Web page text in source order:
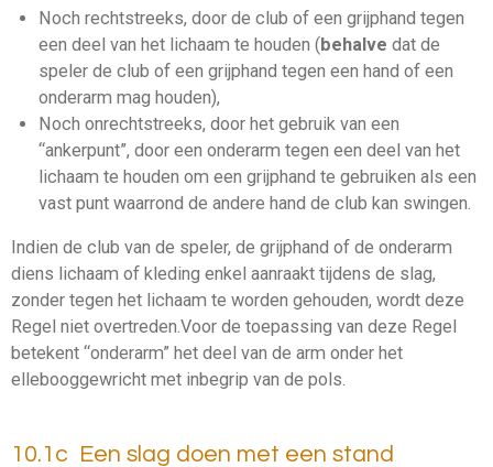
Noch rechtstreeks, door de club of een grijphand tegen
een deel van het lichaam te houden (behalve dat de
speler de club of een grijphand tegen een hand of een
onderarm mag houden),
Noch onrechtstreeks, door het gebruik van een
“ankerpunt”, door een onderarm tegen een deel van het
lichaam te houden om een grijphand te gebruiken als een
vast punt waarrond de andere hand de club kan swingen.
Indien de club van de speler, de grijphand of de onderarm
diens lichaam of kleding enkel aanraakt tijdens de slag,
zonder tegen het lichaam te worden gehouden, wordt deze
Regel niet overtreden.Voor de toepassing van deze Regel
betekent “onderarm” het deel van de arm onder het
ellebooggewricht met inbegrip van de pols.
10.1c Een slag doen met een stand